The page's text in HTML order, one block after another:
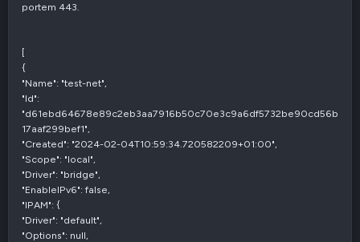
portem 443.
[
{
"Name": "test-net",
"Id":
"d61ebd64678e89c2eb3aa7916b50c70e3c9a6df5732be90cd56b
17aaf299bef1",
"Created": "2024-02-04T10:59:34.720582209+01:00",
"Scope": "local",
"Driver": "bridge",
"EnableIPv6": false,
"IPAM": {
"Driver": "default",
"Options": null,